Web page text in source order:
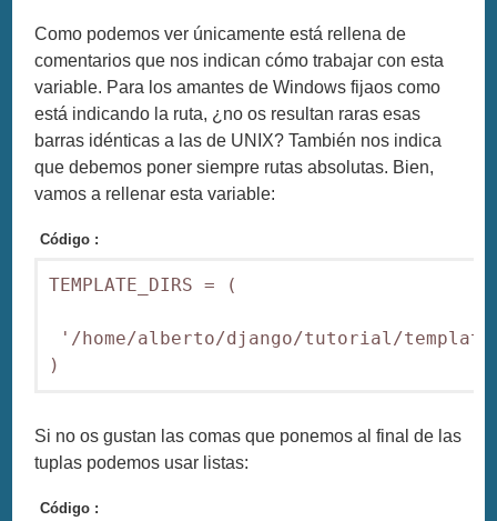
Como podemos ver únicamente está rellena de
comentarios que nos indican cómo trabajar con esta
variable. Para los amantes de Windows fijaos como
está indicando la ruta, ¿no os resultan raras esas
barras idénticas a las de UNIX? También nos indica
que debemos poner siempre rutas absolutas. Bien,
vamos a rellenar esta variable:
Código :
TEMPLATE_DIRS = (
'/home/alberto/django/tutorial/
)
Si no os gustan las comas que ponemos al final de las
tuplas podemos usar listas:
Código :